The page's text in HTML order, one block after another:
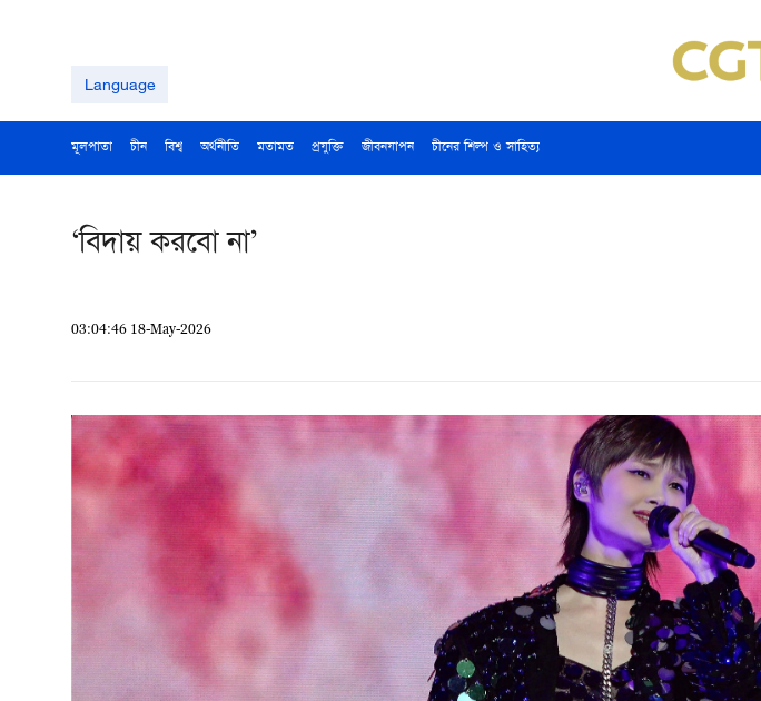
Language
মূলপাতা চীন বিশ্ব অর্থনীতি মতামত প্রযুক্তি জীবনযাপন চীনের শিল্প ও সাহিত্য
‘বিদায় করবো না’
03:04:46 18-May-2026